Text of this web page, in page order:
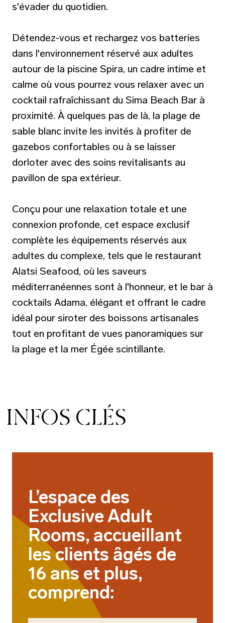
s'évader du quotidien.
Détendez-vous et rechargez vos batteries
dans l'environnement réservé aux adultes
autour de la piscine Spira, un cadre intime et
calme où vous pourrez vous relaxer avec un
cocktail rafraîchissant du Sima Beach Bar à
proximité. À quelques pas de là, la plage de
sable blanc invite les invités à profiter de
gazebos confortables ou à se laisser
dorloter avec des soins revitalisants au
pavillon de spa extérieur.
Conçu pour une relaxation totale et une
connexion profonde, cet espace exclusif
complète les équipements réservés aux
adultes du complexe, tels que le restaurant
Alatsi Seafood, où les saveurs
méditerranéennes sont à l'honneur, et le bar à
cocktails Adama, élégant et offrant le cadre
idéal pour siroter des boissons artisanales
tout en profitant de vues panoramiques sur
la plage et la mer Égée scintillante.
INFOS CLÉS
L’espace des
Exclusive Adult
Rooms, accueillant
les clients âgés de
16 ans et plus,
comprend: